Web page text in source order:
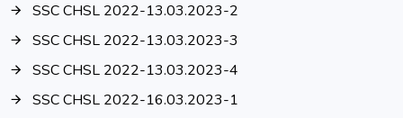
SSC CHSL 2022-13.03.2023-2
SSC CHSL 2022-13.03.2023-3
SSC CHSL 2022-13.03.2023-4
SSC CHSL 2022-16.03.2023-1